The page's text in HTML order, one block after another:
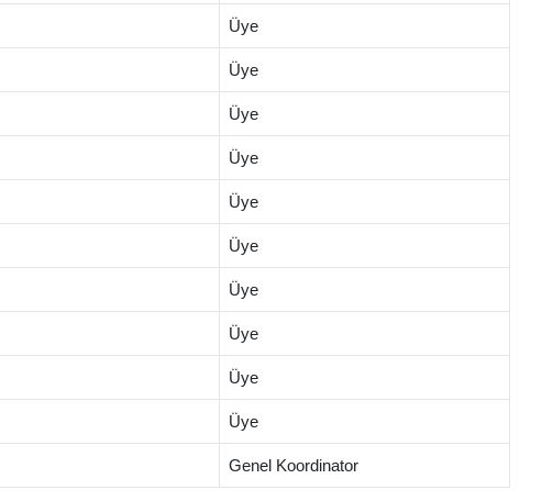
Üye
Üye
Üye
Üye
Üye
Üye
Üye
Üye
Üye
Üye
Genel Koordinator